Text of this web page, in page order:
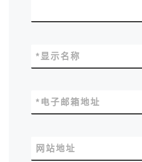
显示名称
*
电子邮箱地址
*
网站地址